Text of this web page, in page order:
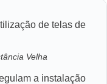
de telas de
Velha
a instalação